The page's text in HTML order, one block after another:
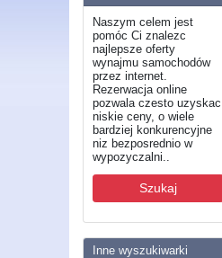
Naszym celem jest
pomóc Ci znalezc
najlepsze oferty
wynajmu samochodów
przez internet.
Rezerwacja online
pozwala czesto uzyskac
niskie ceny, o wiele
bardziej konkurencyjne
niz bezposrednio w
wypozyczalni..
Szukaj
Inne wyszukiwarki